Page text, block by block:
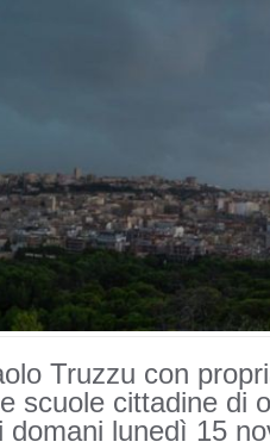
Truzzu con
scuole cittadine di
domani lunedì 15